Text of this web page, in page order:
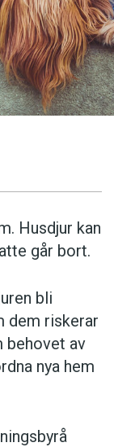
Husdjur kan
går bort.
bli
dem riskerar
behovet av
nya hem